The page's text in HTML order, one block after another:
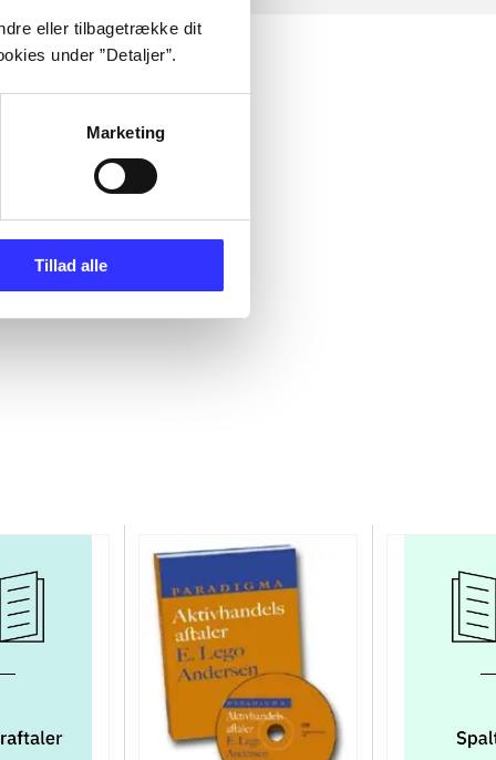
eller tilbagetrække dit
under ”Detaljer”.
Marketing
Tillad alle